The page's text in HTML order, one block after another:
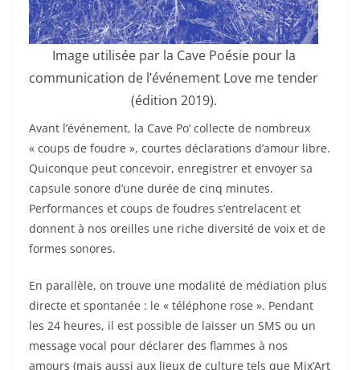
Image utilisée par la Cave Poésie pour la
communication de l’événement Love me tender
(édition 2019).
Avant l’événement, la Cave Po’ collecte de nombreux
« coups de foudre », courtes déclarations d’amour libre.
Quiconque peut concevoir, enregistrer et envoyer sa
capsule sonore d’une durée de cinq minutes.
Performances et coups de foudres s’entrelacent et
donnent à nos oreilles une riche diversité de voix et de
formes sonores.
En parallèle, on trouve une modalité de médiation plus
directe et spontanée : le « téléphone rose ». Pendant
les 24 heures, il est possible de laisser un SMS ou un
message vocal pour déclarer des flammes à nos
amours (mais aussi aux lieux de culture tels que Mix’Art